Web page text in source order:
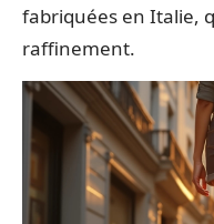
fabriquées en Italie,
raffinement.